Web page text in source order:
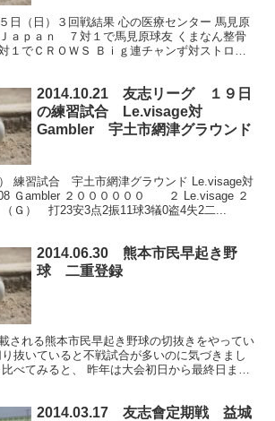
日（日）３回戦結果 心の医療センター 馬見原
ａｐａｎ ７対１で馬見原球友 くまなん整骨
でＣＲＯＷＳ Ｂｉｇ連チャンず対ストロベ
2014.10.21 友志リーグ １９日
の練習試合 Le.visage対
Gambler 宇土市網津グラウンド
練習試合 宇土市網津グラウンド Le.visage対
Ｇambler ２００００００ ２ Le.visage ２
） 打23安3点2振11球3犠0盗4失2二...
2014.06.30 熊本市民早起き野
球 二重登録
される熊本市民早起き野球の切抜きをやってい
抜いていると不戦試合が多いのに気づきまし
べてみると、 昨年は大会初日から最終日まで
2014.03.17 友志會定期戦 益城